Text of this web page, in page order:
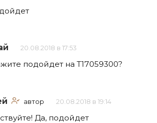
20.08.2018 в 17:53
подойдет на Т17059300?
автор 20.08.2018 в 19:14
Да, подойдет